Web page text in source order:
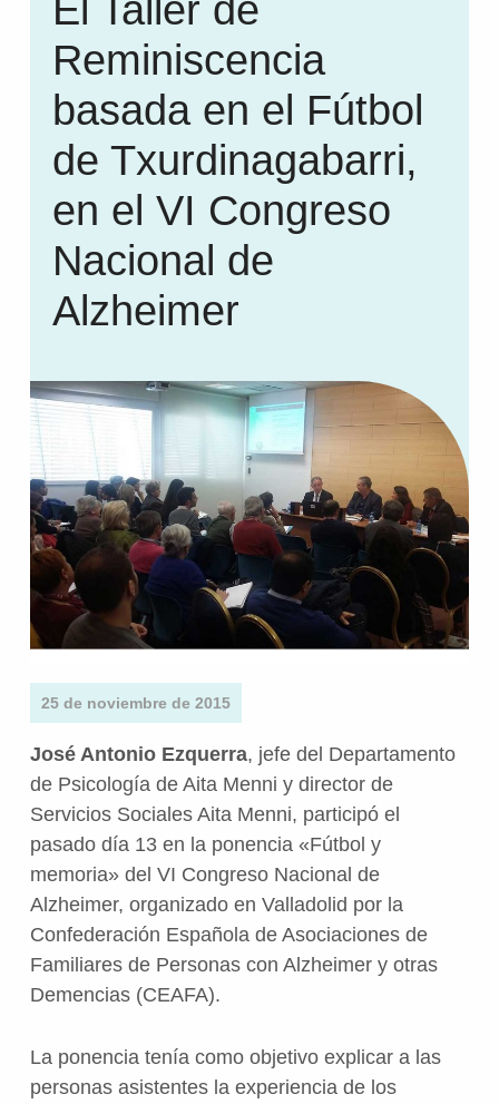
El Taller de
Reminiscencia
basada en el Fútbol
de Txurdinagabarri,
en el VI Congreso
Nacional de
Alzheimer
25 de noviembre de 2015
José Antonio Ezquerra, jefe del Departamento
de Psicología de Aita Menni y director de
Servicios Sociales Aita Menni, participó el
pasado día 13 en la ponencia «Fútbol y
memoria» del VI Congreso Nacional de
Alzheimer, organizado en Valladolid por la
Confederación Española de Asociaciones de
Familiares de Personas con Alzheimer y otras
Demencias (CEAFA).
La ponencia tenía como objetivo explicar a las
personas asistentes la experiencia de los